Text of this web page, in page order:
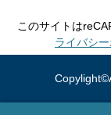
このサイトは
ライバシ